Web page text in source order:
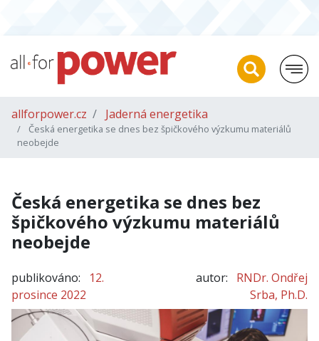
allforpower.cz Jaderná energetika
Česká energetika se dnes bez špičkového výzkumu materiálů
neobejde
Česká energetika se dnes bez
špičkového výzkumu materiálů
neobejde
publikováno:
12.
prosince 2022
autor:
RNDr. Ondřej
Srba, Ph.D.